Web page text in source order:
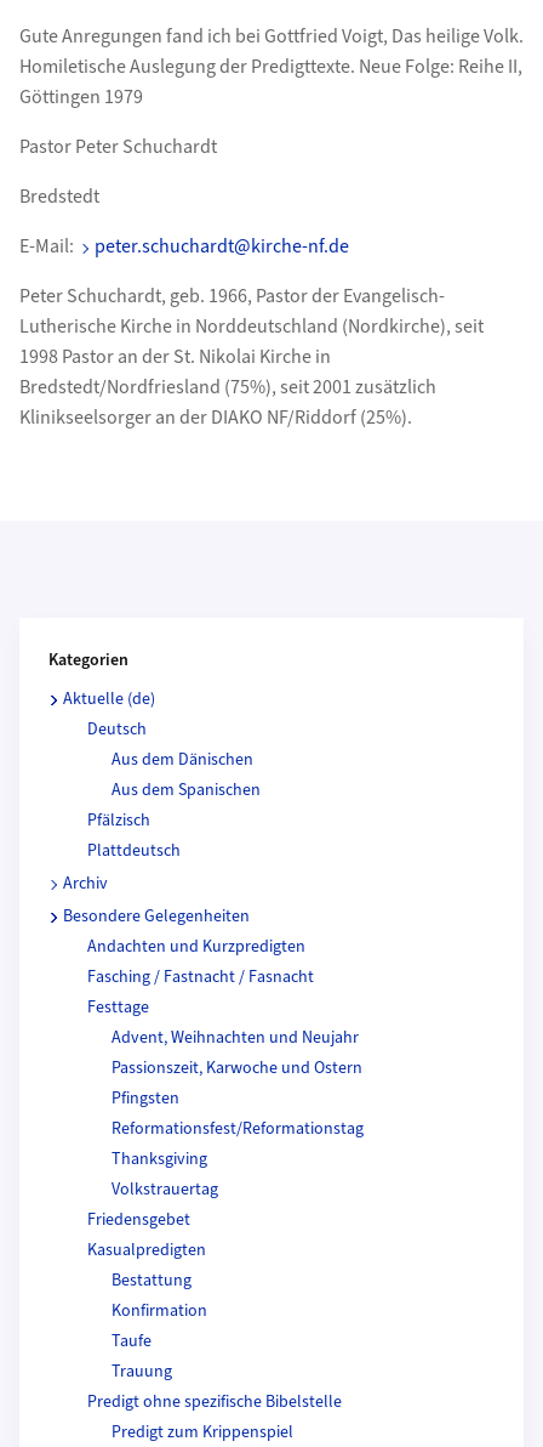
Gute Anregungen fand ich bei Gottfried Voigt, Das heilige Volk.
Homiletische Auslegung der Predigttexte. Neue Folge: Reihe II,
Göttingen 1979
Pastor Peter Schuchardt
Bredstedt
E-Mail:
peter.schuchardt@kirche-nf.de
Peter Schuchardt, geb. 1966, Pastor der Evangelisch-
Lutherische Kirche in Norddeutschland (Nordkirche), seit
1998 Pastor an der St. Nikolai Kirche in
Bredstedt/Nordfriesland (75%), seit 2001 zusätzlich
Klinikseelsorger an der DIAKO NF/Riddorf (25%).
Kategorien
Aktuelle (de)
Deutsch
Aus dem Dänischen
Aus dem Spanischen
Pfälzisch
Plattdeutsch
Archiv
Besondere Gelegenheiten
Andachten und Kurzpredigten
Fasching / Fastnacht / Fasnacht
Festtage
Advent, Weihnachten und Neujahr
Passionszeit, Karwoche und Ostern
Pfingsten
Reformationsfest/Reformationstag
Thanksgiving
Volkstrauertag
Friedensgebet
Kasualpredigten
Bestattung
Konfirmation
Taufe
Trauung
Predigt ohne spezifische Bibelstelle
Predigt zum Krippenspiel